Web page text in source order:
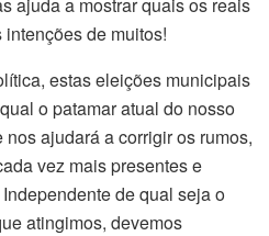
de muitos!
estas eleições municipais
o patamar atual do nosso
ajudará a corrigir os rumos,
vez mais presentes e
de qual seja o
atingimos, devemos